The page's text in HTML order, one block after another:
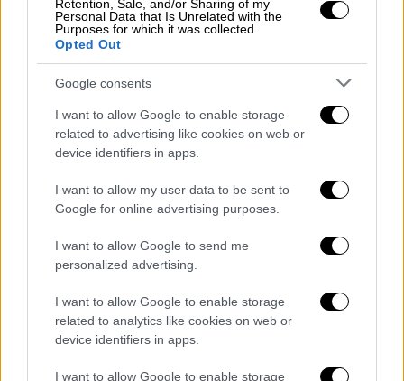
Retention, Sale, and/or Sharing of my
Personal Data that Is Unrelated with the
Purposes for which it was collected.
Opted Out
Google consents
I want to allow Google to enable storage
related to advertising like cookies on web or
device identifiers in apps.
I want to allow my user data to be sent to
Google for online advertising purposes.
I want to allow Google to send me
personalized advertising.
I want to allow Google to enable storage
related to analytics like cookies on web or
device identifiers in apps.
I want to allow Google to enable storage
νέοι
Λουτράκι
μπλε φάλαινα
kiki challenge